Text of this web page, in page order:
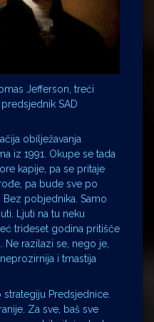
Jefferson, treći
predsjednik SAD
obilježavanja
iz 1991. Okupe se tada
kapije, pa se pritaje
pa bude sve po
pobjednika. Samo
Ljuti na tu neku
trideset godina pritišče
Ne razilazi se, nego je,
i tmastija
Predsjednice.
Za sve, baš sve